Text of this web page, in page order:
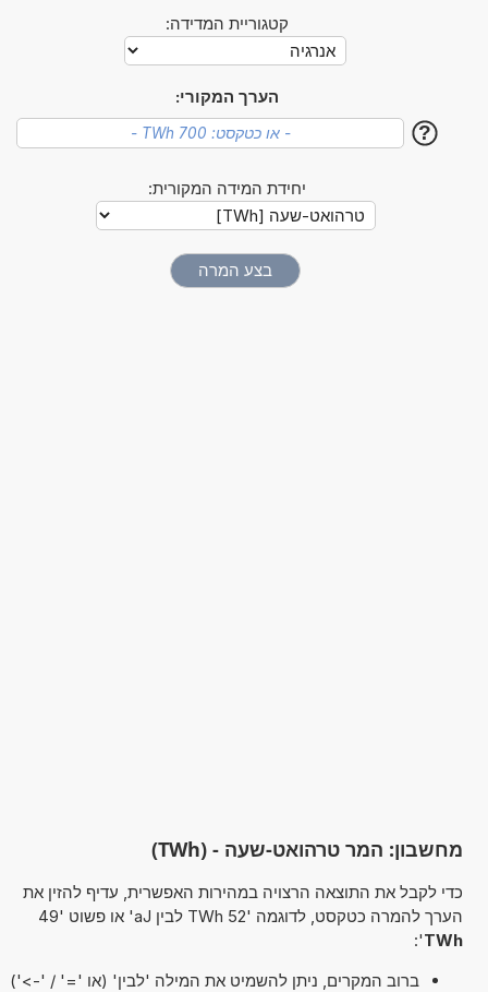
קטגוריית המדידה:
הערך המקורי:
?
יחידת המידה המקורית:
מחשבון: המר טרהואט-שעה - (TWh)
כדי לקבל את התוצאה הרצויה במהירות האפשרית, עדיף להזין את
הערך להמרה כטקסט, לדוגמה '52 TWh לבין aJ' או פשוט '49
TWh
':
ברוב המקרים, ניתן להשמיט את המילה 'לבין' (או '=' / '->')